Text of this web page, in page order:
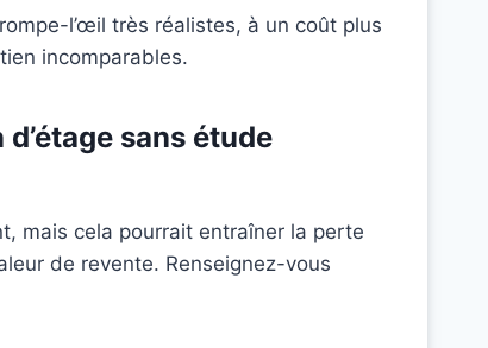
l’œil très réalistes, à un coût plus
incomparables.
sans étude
mais cela pourrait entraîner la perte
de revente. Renseignez-vous